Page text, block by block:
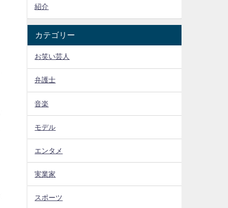
紹介
カテゴリー
お笑い芸人
弁護士
音楽
モデル
エンタメ
実業家
スポーツ